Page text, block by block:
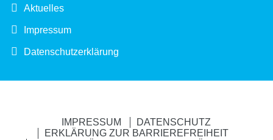
Aktuelles
Impressum
Datenschutzerklärung
IMPRESSUM
DATENSCHUTZ
ERKLÄRUNG ZUR BARRIEREFREIHEIT